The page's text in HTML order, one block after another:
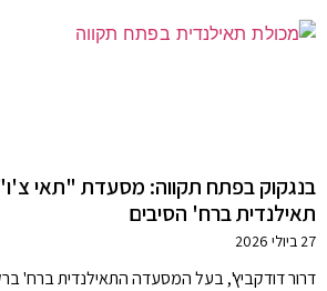
בנגקוק בפתח תקווה: מסעדת "תאי
תאילנדית ברח' הסיבים
27 ביולי 2026
דרור דודקביץ', בעל המסעדה התאילנדית ברח'